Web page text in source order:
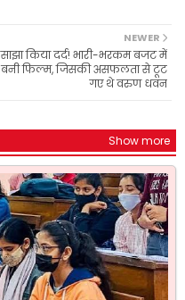
NEWER
साझा किया दर्द! भारी-भरकम बजट में
बनी फिल्म, जिसकी असफलता से टूट
गए थे वरुण धवन
Show more